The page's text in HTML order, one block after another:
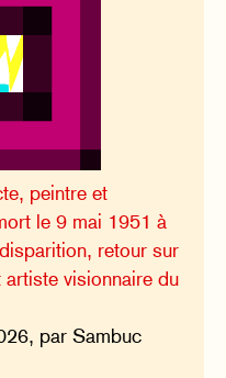
peintre et
le 9 mai 1951 à
retour sur
visionnaire du
par Sambuc